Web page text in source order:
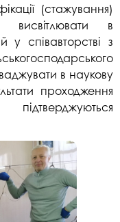
(стажування)
висвітлювати в
у співавторстві з
в наукову
проходження